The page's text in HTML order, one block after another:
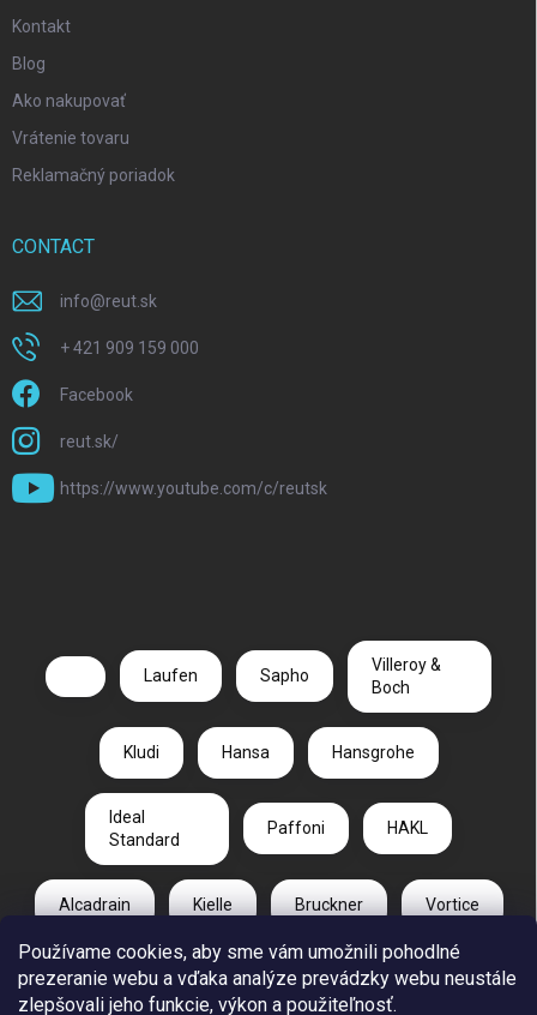
Používame cookies, aby sme vám umožnili pohodlné
prezeranie webu a vďaka analýze prevádzky webu neustále
zlepšovali jeho funkcie, výkon a použiteľnosť.
Kontakt
Blog
Ako nakupovať
Vrátenie tovaru
Reklamačný poriadok
CONTACT
info@reut.sk
+ 421 909 159 000
Facebook
reut.sk/
https://www.youtube.com/c/reutsk
Laufen Sapho
Villeroy &
Boch
Kludi Hansa Hansgrohe
Ideal
Standard
Paffoni HAKL
Alcadrain Kielle Bruckner Vortice
Duravit Gelco Radaway